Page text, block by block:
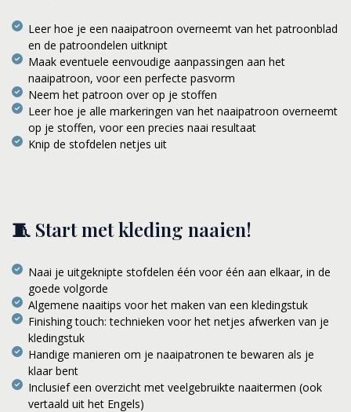
Leer hoe je een naaipatroon overneemt van het patroonblad
en de patroondelen uitknipt
Maak eventuele eenvoudige aanpassingen aan het
naaipatroon, voor een perfecte pasvorm
Neem het patroon over op je stoffen
Leer hoe je alle markeringen van het naaipatroon overneemt
op je stoffen, voor een precies naai resultaat
Knip de stofdelen netjes uit
🧵 Start met kleding naaien!
Naai je uitgeknipte stofdelen één voor één aan elkaar, in de
goede volgorde
Algemene naaitips voor het maken van een kledingstuk
Finishing touch: technieken voor het netjes afwerken van je
kledingstuk
Handige manieren om je naaipatronen te bewaren als je
klaar bent
Inclusief een overzicht met veelgebruikte naaitermen (ook
vertaald uit het Engels)